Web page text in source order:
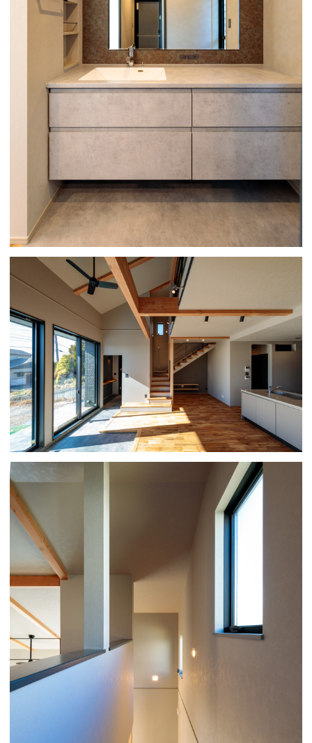
撮影申込はこ
ちら
相談
No.510 No.512
撮影実績
料金プラン
フォトブック製作 取材＆撮影サービ
カメラマン紹介
YouTube チャン
ネル
about us
お申込の流れ
ご利用規約
〒451-0054 愛知県名古屋市西区南堀越1丁目13-5
©Tatemono Syashinten. 2017. ALL RIGHTS RESERVED